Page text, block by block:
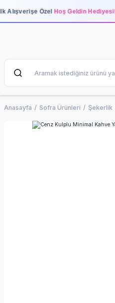
Alışverişe Özel Hoş Geldin Hediyesi!
Anasayfa Sofra Ürünleri Şekerlik